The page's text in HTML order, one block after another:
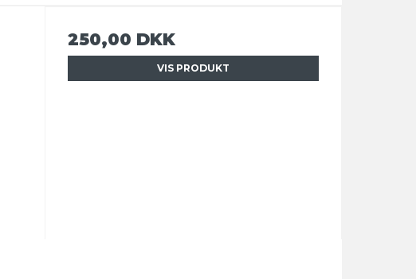
250,00 DKK
VIS PRODUKT